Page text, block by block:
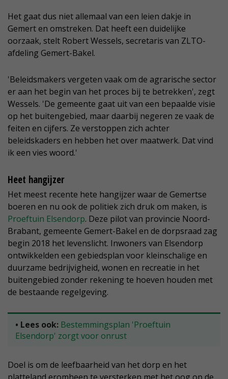
Het gaat dus niet allemaal van een leien dakje in
Gemert en omstreken. Dat heeft een duidelijke
oorzaak, stelt Robert Wessels, secretaris van ZLTO-
afdeling Gemert-Bakel.
'Beleidsmakers vergeten vaak om de agrarische sector
er aan het begin van het proces bij te betrekken', zegt
Wessels. 'De gemeente gaat uit van een bepaalde visie
op het buitengebied, maar daarbij negeren ze vaak de
feiten en cijfers. Ze verstoppen zich achter
beleidskaders en hebben het over maatwerk. Dat vind
ik een vies woord.'
Heet hangijzer
Het meest recente hete hangijzer waar de Gemertse
boeren en nu ook de politiek zich druk om maken, is
Proeftuin Elsendorp. Deze pilot van provincie Noord-
Brabant, gemeente Gemert-Bakel en de dorpsraad zag
begin 2018 het levenslicht. Inwoners van Elsendorp
ontwikkelden een gebiedsplan voor kleinschalige en
duurzame bedrijvigheid, wonen en recreatie in het
buitengebied zonder rekening te hoeven houden met
de bestaande regelgeving.
• Lees ook: Bestemmingsplan 'Proeftuin
Elsendorp' zorgt voor onrust
Doel is om de leefbaarheid van het dorp en het